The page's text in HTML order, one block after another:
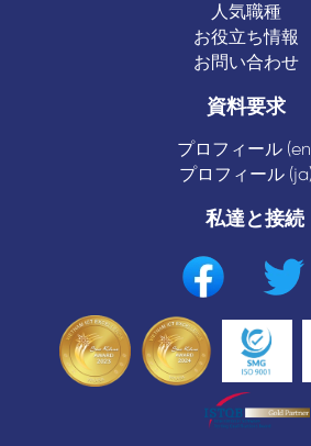
人気職種
お役立ち情報
お問い合わせ
資料要求
プロフィール
プロフィール
私達と接続